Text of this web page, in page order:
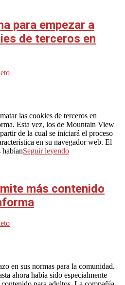
para empezar a
de terceros en
las cookies de terceros en
Esta vez, los de Mountain View
de la cual se iniciará el proceso
en su navegador web. El
habíanSeguir leyendo
más contenido
en sus normas para la comunidad.
ahora había sido especialmente